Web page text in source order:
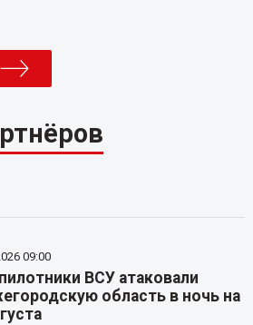
09:00
ВСУ атаковали
область в ночь на